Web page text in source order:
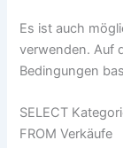
Es ist auch
verwenden. Auf
Bedingungen
SELECT
FROM Verkäufe